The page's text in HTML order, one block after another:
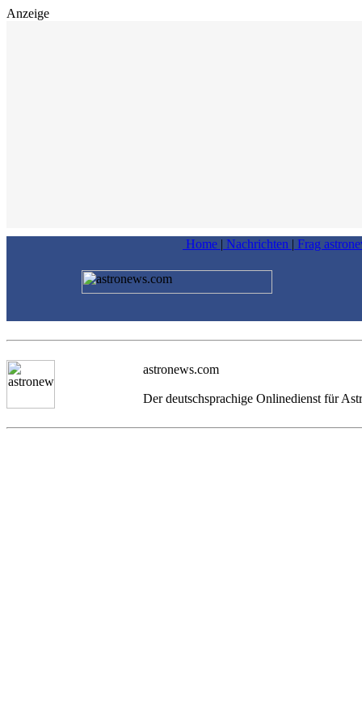
Anzeige
Home | Nachrichten | Frag
astronews.com
Der deutschsprachige Onlinedienst für